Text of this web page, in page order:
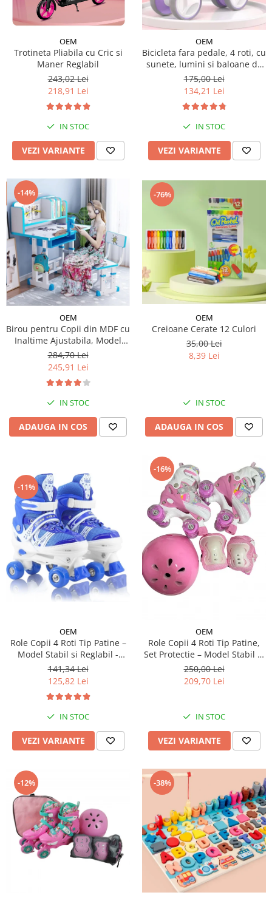
Micul explorator
Pictura, modelaj si accesorii
Tarcuri si corturi
Tarc joaca copii
Tarc joaca bebe
Tarc joaca cu bile
Corturi copii
OEM
Trotineta Pliabila cu Cric si
Maner Reglabil
243,02 Lei
218,91 Lei
IN STOC
VEZI VARIANTE
OEM
Bicicleta fara pedale, 4 roti, cu
sunete, lumini si baloane de
sapun
175,00 Lei
134,21 Lei
IN STOC
VEZI VARIANTE
-14%
OEM
Birou pentru Copii din MDF cu
Inaltime Ajustabila, Model
Astronaut
284,70 Lei
245,91 Lei
IN STOC
ADAUGA IN COS
-76%
OEM
Creioane Cerate 12 Culori
35,00 Lei
8,39 Lei
IN STOC
ADAUGA IN COS
-11%
OEM
Role Copii 4 Roti Tip Patine –
Model Stabil si Reglabil -
Albastru
141,34 Lei
125,82 Lei
IN STOC
VEZI VARIANTE
-16%
OEM
Role Copii 4 Roti Tip Patine,
Set Protectie – Model Stabil si
Reglabil - Roz
250,00 Lei
209,70 Lei
IN STOC
VEZI VARIANTE
-12% -38%